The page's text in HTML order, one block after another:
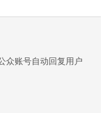
众账号自动回复用户